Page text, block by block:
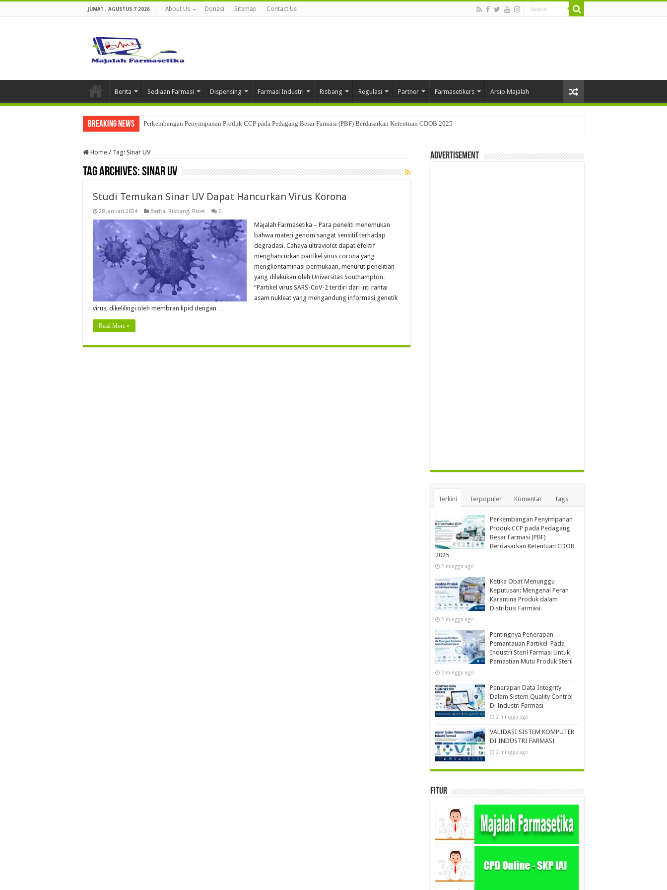
JUMAT , AGUSTUS 7 2026 About Us Donasi Sitemap Contact Us
Berita Sediaan Farmasi Dispensing Farmasi Industri Risbang Regulasi Partner Farmasetikers Arsip Majalah
Breaking News Perkembangan Penyimpanan Produk CCP pada Pedagang Besar Farmasi (PBF) Berdasarkan Ketentuan CDOB 2025
Home / Tag: Sinar UV
Tag Archives:Sinar UV
Studi Temukan Sinar UV Dapat Hancurkan Virus Korona
28 Januari 2024 Berita, Risbang, Riset 0
Majalah Farmasetika – Para peneliti menemukan
bahwa materi genom sangat sensitif terhadap
degradasi. Cahaya ultraviolet dapat efektif
menghancurkan partikel virus corona yang
mengkontaminasi permukaan, menurut penelitian
yang dilakukan oleh Universitas Southampton.
“Partikel virus SARS-CoV-2 terdiri dari inti rantai
asam nukleat yang mengandung informasi genetik
virus, dikelilingi oleh membran lipid dengan …
Read More »
Advertisement
Terkini Terpopuler Komentar Tags
Perkembangan Penyimpanan
Produk CCP pada Pedagang
Besar Farmasi (PBF)
Berdasarkan Ketentuan CDOB
2025
2 minggu ago
Ketika Obat Menunggu
Keputusan: Mengenal Peran
Karantina Produk dalam
Distribusi Farmasi
2 minggu ago
Pentingnya Penerapan
Pemantauan Partikel Pada
Industri Steril Farmasi Untuk
Pemastian Mutu Produk Steril
2 minggu ago
Penerapan Data Integrity
Dalam Sistem Quality Control
Di Industri Farmasi
2 minggu ago
VALIDASI SISTEM KOMPUTER
DI INDUSTRI FARMASI
2 minggu ago
Fitur